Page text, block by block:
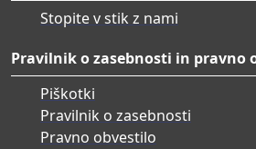
Stopite v stik z nami
Pravilnik o zasebnosti in pravno
Piškotki
Pravilnik o zasebnosti
Pravno obvestilo